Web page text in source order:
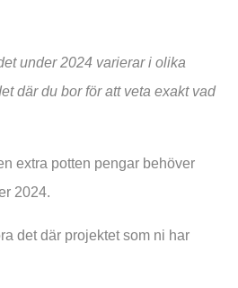
under 2024 varierar i olika
där du bor för att veta exakt vad
extra potten pengar behöver
2024.
det där projektet som ni har